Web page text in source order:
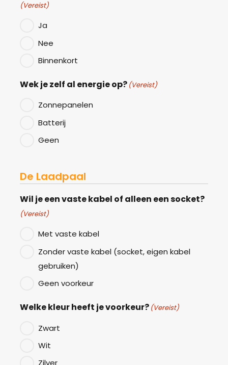
(Vereist)
Ja
Nee
Binnenkort
Wek je zelf al energie op? (Vereist)
Zonnepanelen
Batterij
Geen
De Laadpaal
Wil je een vaste kabel of alleen een socket?
(Vereist)
Met vaste kabel
Zonder vaste kabel (socket, eigen kabel
gebruiken)
Geen voorkeur
Welke kleur heeft je voorkeur? (Vereist)
Zwart
Wit